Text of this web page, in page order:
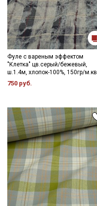
Фуле с вареным эффектом
"Клетка" цв.серый/бежевый,
ш.1.4м, хлопок-100%, 150гр/м.кв
750 руб.